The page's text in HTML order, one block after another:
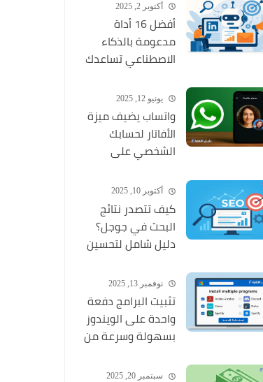
أكتوبر 2, 2025
أفضل 16 أداة
مدعومة بالذكاء
الاصطناعي تساعدك
وتحقيق نتائج
احترافية
يونيو 12, 2025
واتساب يضيف ميزة
الأفاتار لحسابك
الشخصي على
أكتوبر 10, 2025
كيف تتصدر نتائج
البحث في جوجل؟
دليل شامل لتحسين
محركات البحث
نوفمبر 13, 2025
تثبيت البرامج دفعة
واحدة على الويندوز
بسهولة وسرعة من
سبتمبر 20, 2025